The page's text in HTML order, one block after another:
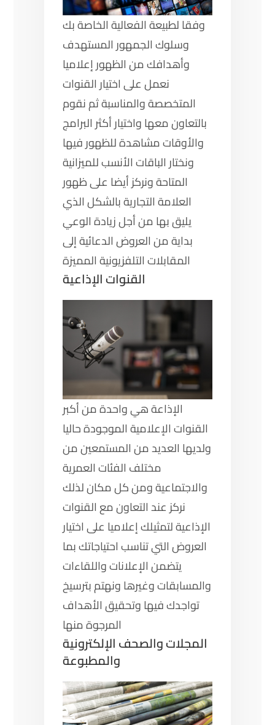
وفقا لطبيعة الفعالية الخاصة بك
وسلوك الجمهور المستهدف
وأهدافك من الظهور إعلاميا
نعمل على اختيار القنوات
المتخصصة والمناسبة ثم نقوم
بالتعاون معها واختيار أكثر البرامج
والأوقات مشاهدة للظهور فيها
ونختار الباقات الأنسب للميزانية
المتاحة ونركز أيضا على ظهور
العلامة التجارية بالشكل الذي
يليق بها من أجل زيادة الوعي
بداية من العروض الدعائية إلى
المقابلات التلفزيونية المميزة
القنوات الإذاعية
الإذاعة هي واحدة من أكبر
القنوات الإعلامية الموجودة حاليا
ولديها العديد من المستمعين من
مختلف الفئات العمرية
والاجتماعية ومن كل مكان لذلك
نركز عند التعاون مع القنوات
الإذاعية لتمثيلك إعلاميا على اختيار
العروض التي تناسب احتياجاتك بما
يتضمن الإعلانات واللقاءات
والمسابقات وغيرها ونهتم بترسيخ
تواجدك فيها وتحقيق الأهداف
المرجوة منها
المجلات والصحف الإلكترونية
والمطبوعة